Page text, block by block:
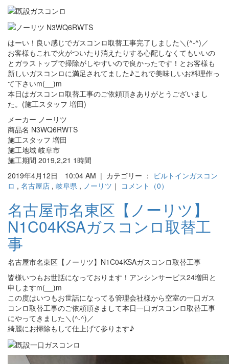
はーい！良い感じでガスコンロ取替工事完了しました＼(^-^)／
お客様もこれで火がついたり消えたりする心配しなくてもいいの
とガラストップで掃除がしやすいので良かったです！とお客様も
新しいガスコンロに満足されてました♪これで美味しいお料理作っ
て下さいm(__)m
本日はガスコンロ取替工事のご依頼頂きありがとうございまし
た。(施工スタッフ 増田)
メーカー ノーリツ
商品名 N3WQ6RWTS
施工スタッフ 増田
施工地域 岐阜市
施工期間 2019,2,21 1時間
2019年4月12日 10:04 AM | カテゴリー ： ビルトインガスコン
ロ , 名古屋店 , 岐阜県 , ノーリツ ｜ コメント（0）
名古屋市名東区【ノーリツ】
N1C04KSAガスコンロ取替工
事
名古屋市名東区【ノーリツ】N1C04KSAガスコンロ取替工事
皆様いつもお世話になっております！アンシンサービス24増田と
申しますm(__)m
この度はいつもお世話になってる管理会社様から空室の一口ガス
コンロ取替工事のご依頼頂きまして本日一口ガスコンロ取替工事
にやってきました＼(^-^)／
綺麗にお掃除もして仕上げて参ります♪